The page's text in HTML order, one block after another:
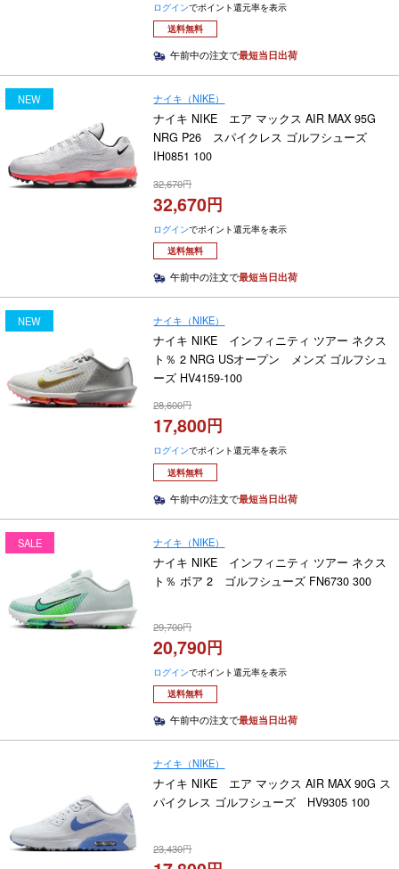
ログインでポイント還元率を表示
送料無料
午前中の注文で最短当日出荷
NEW ナイキ（NIKE）
ナイキ NIKE エア マックス AIR MAX 95G
NRG P26 スパイクレス ゴルフシューズ
IH0851 100
32,670
32,670
ログインでポイント還元率を表示
送料無料
午前中の注文で最短当日出荷
NEW ナイキ（NIKE）
ナイキ NIKE インフィニティ ツアー ネクス
ト％ 2 NRG USオープン メンズ ゴルフシュ
ーズ HV4159-100
28,600
17,800
ログインでポイント還元率を表示
送料無料
午前中の注文で最短当日出荷
SALE ナイキ（NIKE）
ナイキ NIKE インフィニティ ツアー ネクス
ト％ ボア 2 ゴルフシューズ FN6730 300
29,700
20,790
ログインでポイント還元率を表示
送料無料
午前中の注文で最短当日出荷
ナイキ（NIKE）
ナイキ NIKE エア マックス AIR MAX 90G ス
パイクレス ゴルフシューズ HV9305 100
23,430